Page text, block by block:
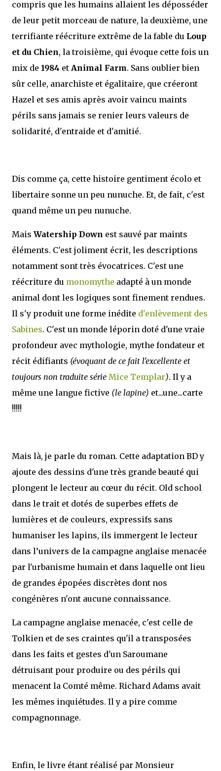
compris que les humains allaient les déposséder
de leur petit morceau de nature, la deuxième, une
terrifiante réécriture extrême de la fable du Loup
et du Chien, la troisième, qui évoque cette fois un
mix de 1984 et Animal Farm. Sans oublier bien
sûr celle, anarchiste et égalitaire, que créeront
Hazel et ses amis après avoir vaincu maints
périls sans jamais se renier leurs valeurs de
solidarité, d'entraide et d'amitié.
Dis comme ça, cette histoire gentiment écolo et
libertaire sonne un peu nunuche. Et, de fait, c'est
quand même un peu nunuche.
Mais Watership Down est sauvé par maints
éléments. C'est joliment écrit, les descriptions
notamment sont très évocatrices. C'est une
réécriture du monomythe adapté à un monde
animal dont les logiques sont finement rendues.
Il s'y produit une forme inédite d'enlèvement des
Sabines. C'est un monde léporin doté d'une vraie
profondeur avec mythologie, mythe fondateur et
récit édifiants (évoquant de ce fait l'excellente et
toujours non traduite série Mice Templar). Il y a
même une langue fictive (le lapine) et...une...carte
!!!!!
Mais là, je parle du roman. Cette adaptation BD y
ajoute des dessins d'une très grande beauté qui
plongent le lecteur au cœur du récit. Old school
dans le trait et dotés de superbes effets de
lumières et de couleurs, expressifs sans
humaniser les lapins, ils immergent le lecteur
dans l’univers de la campagne anglaise menacée
par l'urbanisme humain et dans laquelle ont lieu
de grandes épopées discrètes dont nos
congénères n'ont aucune connaissance.
La campagne anglaise menacée, c'est celle de
Tolkien et de ses craintes qu'il a transposées
dans les faits et gestes d'un Saroumane
détruisant pour produire ou des périls qui
menacent la Comté même. Richard Adams avait
les mêmes inquiétudes. Il y a pire comme
compagnonnage.
Enfin, le livre étant réalisé par Monsieur